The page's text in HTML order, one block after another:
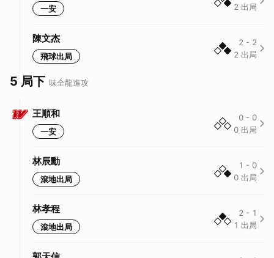
一安
2 出局
陳文杰
飛球出局
2 - 2
2 出局
5 局下 味全龍進攻
王順和
一安
0 - 0
0 出局
林辰勳
滾地出局
1 - 0
0 出局
林孝程
滾地出局
2 - 1
1 出局